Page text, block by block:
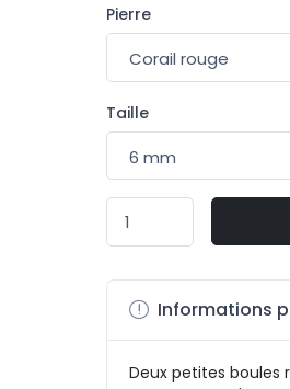
Pierre
Taille
Informations
Deux petites boules